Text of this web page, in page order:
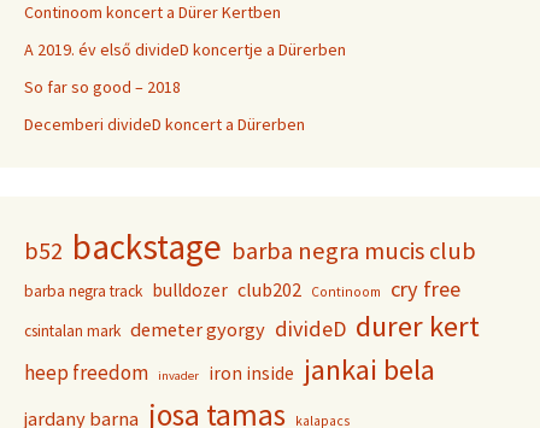
Continoom koncert a Dürer Kertben
A 2019. év első divideD koncertje a Dürerben
So far so good – 2018
Decemberi divideD koncert a Dürerben
b52 backstage barba negra mucis club
barba negra track bulldozer club202 Continoom cry free
csintalan mark demeter gyorgy divideD durer kert
heep freedom invader iron inside jankai bela
jardany barna josa tamas kalapacs